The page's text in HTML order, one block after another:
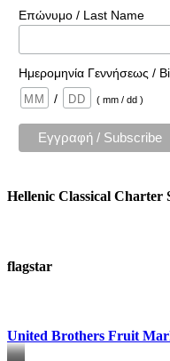
Επώνυμο / Last Name
Ημερομηνία Γεννήσεως /
/
( mm / dd )
Hellenic Classical Charter
flagstar
United Brothers Fruit